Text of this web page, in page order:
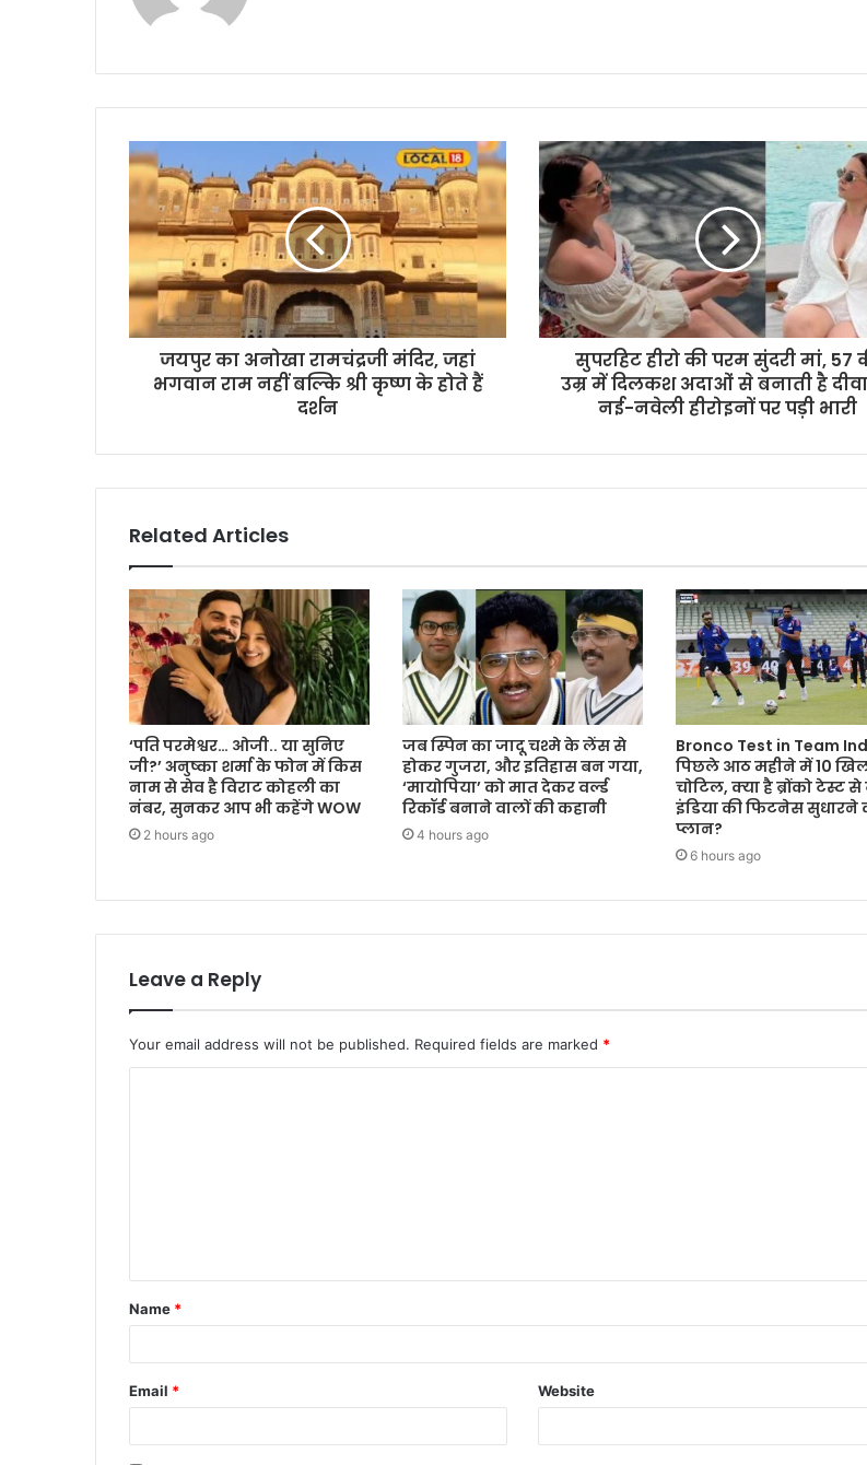
जयपुर का अनोखा रामचंद्रजी मंदिर, जहां
भगवान राम नहीं बल्कि श्री कृष्ण के होते हैं
दर्शन
सुपरहिट हीरो की परम सुंदरी मां, 57
उम्र में दिलकश अदाओं से बनाती है
नई-नवेली हीरोइनों पर पड़ी भारी
Related Articles
‘पति परमेश्वर… ओजी.. या सुनिए
जी?’ अनुष्का शर्मा के फोन में किस
नाम से सेव है विराट कोहली का
नंबर, सुनकर आप भी कहेंगे WOW
2 hours ago
जब स्पिन का जादू चश्मे के लेंस से
होकर गुजरा, और इतिहास बन गया,
‘मायोपिया’ को मात देकर वर्ल्ड
रिकॉर्ड बनाने वालों की कहानी
4 hours ago
Bronco Test in Team
पिछले आठ महीने में 10
चोटिल, क्या है ब्रोंको टेस्ट
इंडिया की फिटनेस सुधारने
प्लान?
6 hours ago
Leave a Reply
Your email address will not be published. Required fields are marked *
Name *
Email * Website